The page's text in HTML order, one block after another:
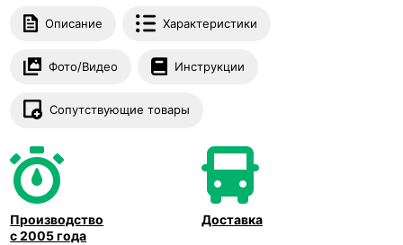
Описание Характеристики
Фото/Видео Инструкции
Сопутствующие товары
Производство
с 2005 года
Доставка